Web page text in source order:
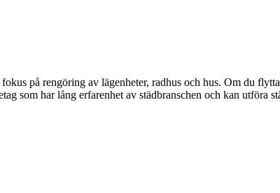
på rengöring av lägenheter, radhus och hus. Om du
som har lång erfarenhet av städbranschen och kan utföra